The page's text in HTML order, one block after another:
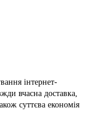
інтернет-
вчасна доставка,
суттєва економія